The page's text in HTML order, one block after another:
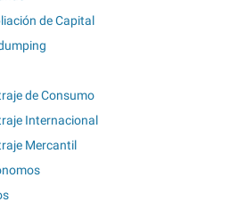
de Capital
de Consumo
Internacional
Mercantil